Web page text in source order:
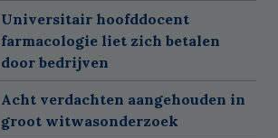
Universitair hoofddocent
farmacologie liet zich betalen
door bedrijven
Acht verdachten aangehouden in
groot witwasonderzoek